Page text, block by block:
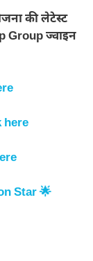
की लेटेस्ट
Group ज्वाइन
here
Star 🌟